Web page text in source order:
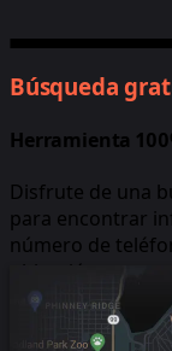
Búsqueda
Herramienta
Disfrute de una
para encontrar
número de
ubicación.